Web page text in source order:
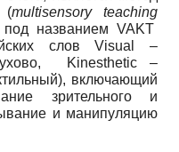
(multisensory teaching
названием VAKT
слов Visual –
Kinesthetic –
включающий
зрительного и
и манипуляцию